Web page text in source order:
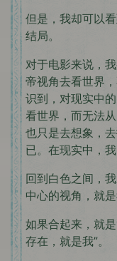
但是，我却可以
结局。
对于电影来说，
帝视角去看世界
识到，对现实中
看世界，而无法
也只是去想象，
已。在现实中，
回到白色之间，
中心的视角，就是
如果合起来，就
存在，就是我”。